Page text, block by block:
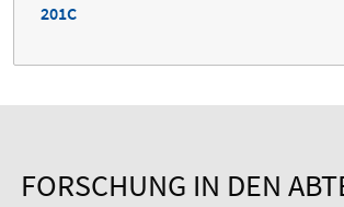
201C
FORSCHUNG IN DEN